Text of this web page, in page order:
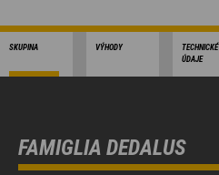
SKUPINA VÝHODY
TECHNICKÉ
ÚDAJE
FAMIGLIA DEDALUS